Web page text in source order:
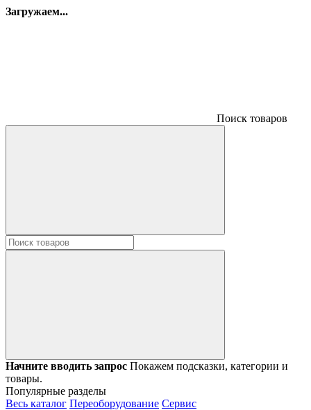
Загружаем...
Поиск товаров
Начните вводить запрос Покажем подсказки, категории и
товары.
Популярные разделы
Весь каталог Переоборудование Сервис